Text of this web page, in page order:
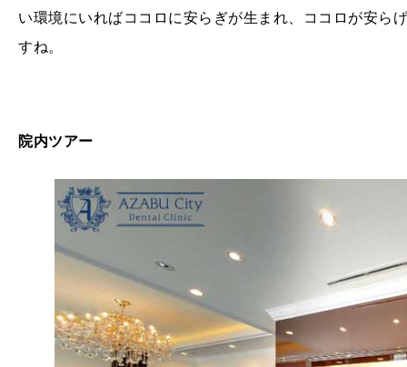
い環境にいればココロに安らぎが生まれ、ココロが安ら
すね。
院内ツアー